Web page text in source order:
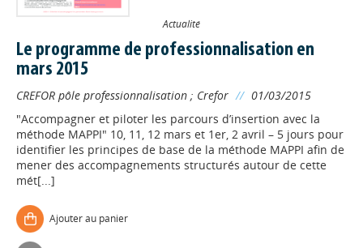
Actualité
Le programme de professionnalisation en
mars 2015
CREFOR pôle professionnalisation ; Crefor // 01/03/2015
"Accompagner et piloter les parcours d’insertion avec la
méthode MAPPI" 10, 11, 12 mars et 1er, 2 avril – 5 jours pour
identifier les principes de base de la méthode MAPPI afin de
mener des accompagnements structurés autour de cette
mét[...]
Ajouter au panier